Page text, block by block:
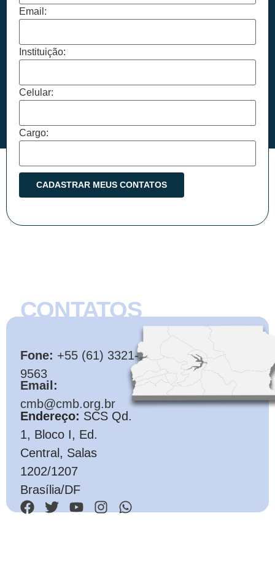
Email:
Instituição:
Celular:
Cargo:
CONTATOS
Fone: +55 (61) 3321-
9563
Email:
cmb@cmb.org.br
Endereço: SCS Qd.
1, Bloco I, Ed.
Central, Salas
1202/1207
Brasília/DF